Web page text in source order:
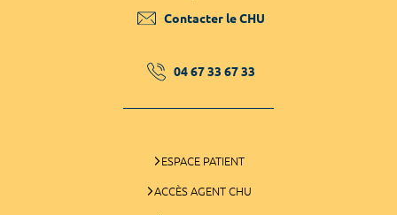
Contacter le CHU
04 67 33 67 33
ESPACE PATIENT
ACCÈS AGENT CHU